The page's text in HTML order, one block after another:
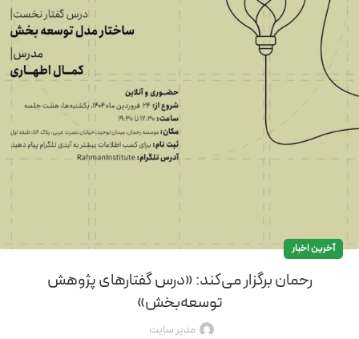
آخرین اخبار
رحمان برگزار می‌کند: «درس گفتارهای پژوهش
توسعه‌بخش»
مدیر سایت